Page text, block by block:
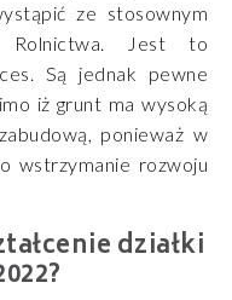
ze stosownym
Rolnictwa. Jest to
Są jednak pewne
iż grunt ma wysoką
ponieważ w
wstrzymanie rozwoju
działki